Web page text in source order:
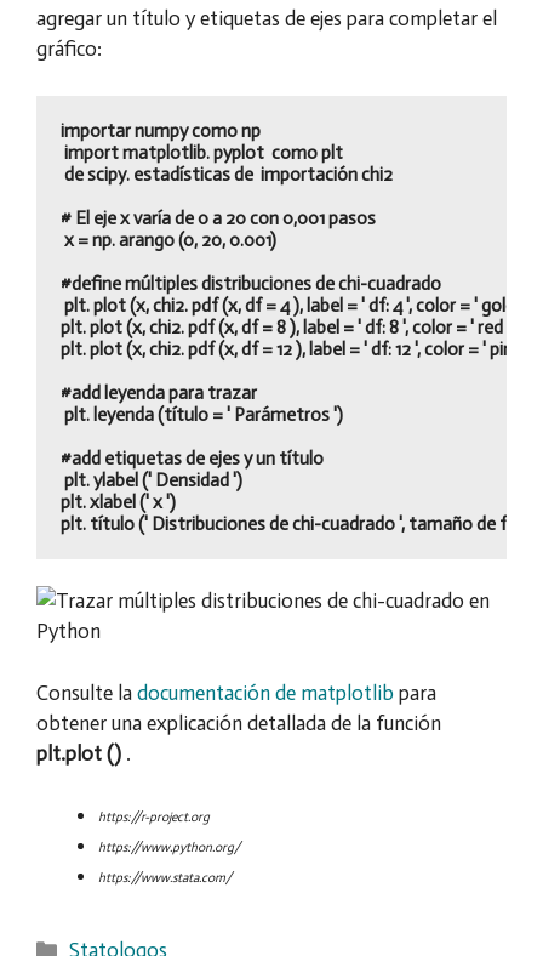
agregar un título y etiquetas de ejes para completar el
gráfico:
importar numpy como np
import matplotlib. pyplot  como plt
de scipy. estadísticas de  importación chi2
# El eje x varía de 0 a 20 con 0,001 pasos
x = np. arango (0, 20, 0.001)
#define múltiples distribuciones de chi-cuadrado
plt. plot (x, chi2. pdf (x, df = 4 ), label = ' df: 4 ', color = ' gold ')
plt. plot (x, chi2. pdf (x, df = 8 ), label = ' df: 8 ', color = ' red ')
plt. plot (x, chi2. pdf (x, df = 12 ), label = ' df: 12 ', color = ' pink ')
#add leyenda para trazar
plt. leyenda (título = ' Parámetros ')
#add etiquetas de ejes y un título
plt. ylabel (' Densidad ')
plt. xlabel (' x ')
plt. título (' Distribuciones de chi-cuadrado ', tamaño de
Consulte la documentación de matplotlib para
obtener una explicación detallada de la función
plt.plot () .
https://r-project.org
https://www.python.org/
https://www.stata.com/
Categorías
Statologos